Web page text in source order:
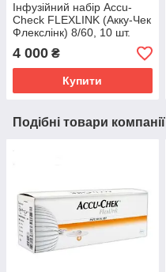
Інфузійний набір Accu-
Check FLEXLINK (Акку-Чек
Флекслінк) 8/60, 10 шт.
4 000 ₴
Купити
Подібні товари компанії